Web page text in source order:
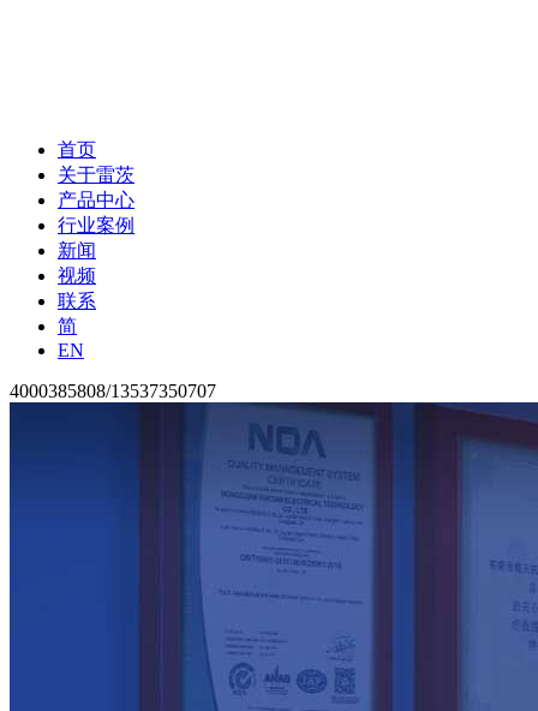
首页
关于雷茨
产品中心
行业案例
新闻
视频
联系
简
EN
4000385808/13537350707